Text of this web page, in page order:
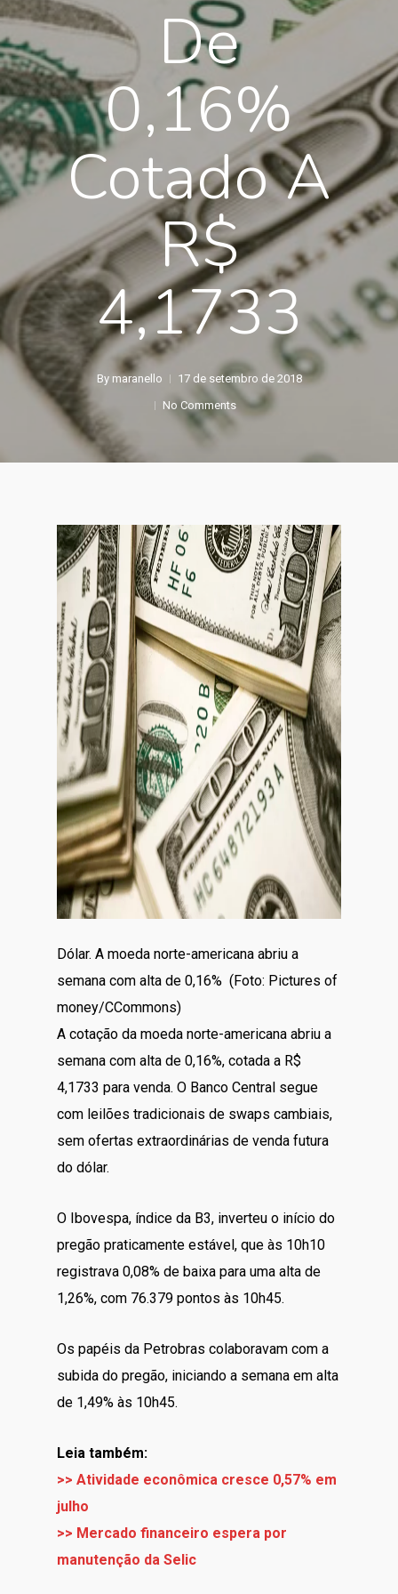
De
0,16%
Cotado A
R$
4,1733
By maranello
17 de setembro de 2018
No Comments
Dólar. A moeda norte-americana abriu a
semana com alta de 0,16% (Foto: Pictures of
money/CCommons)
A cotação da moeda norte-americana abriu a
semana com alta de 0,16%, cotada a R$
4,1733 para venda. O Banco Central segue
com leilões tradicionais de swaps cambiais,
sem ofertas extraordinárias de venda futura
do dólar.
O Ibovespa, índice da B3, inverteu o início do
pregão praticamente estável, que às 10h10
registrava 0,08% de baixa para uma alta de
1,26%, com 76.379 pontos às 10h45.
Os papéis da Petrobras colaboravam com a
subida do pregão, iniciando a semana em alta
de 1,49% às 10h45.
Leia também:
>> Atividade econômica cresce 0,57% em
julho
>> Mercado financeiro espera por
manutenção da Selic